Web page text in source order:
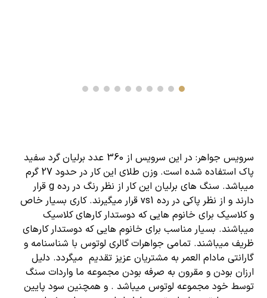
سرویس جواهر
: در این سرویس از 360 عدد برلیان گرد سفید
پاک استفاده شده است. وزن طلای این کار در حدود 27 گرم
میباشد. سنگ های برلیان این کار از نظر رنگ در رده g قرار
دارند و از نظر پاکی در رده vs1 قرار میگیرند. کاری بسیار خاص
و کلاسیک برای خانوم هایی که دوستدار کارهای کلاسیک
میباشند. بسیار مناسب برای خانوم هایی که دوستدار کارهای
ظریف میباشند. تمامی جواهرات گالری لوتوس با شناسنامه و
گارانتی مادام العمر به مشتریان عزیز تقدیم میگردد. دلیل
ارزان بودن و مقرون به صرفه بودن مجموعه ما واردات سنگ
توسط خود مجموعه لوتوس میباشد . و همچنین سود پایین